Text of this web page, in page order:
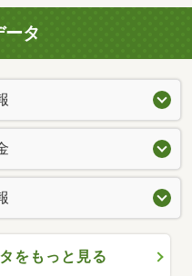
ータ
をもっと見る